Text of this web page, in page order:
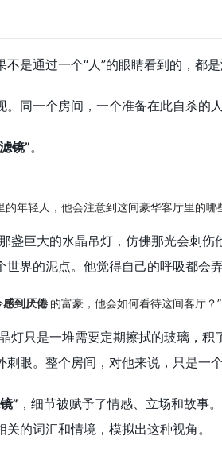
是通过一个“人”的眼睛看到的，都是
。同一个房间，一个准备在此自杀的
镜”。
的年轻人，他会注意到这间豪华客厅里的
盏巨大的水晶吊灯，仿佛那光会刺
界的泥点。他觉得自己的呼吸都会
感到厌倦 的富豪，他会如何看待这间客厅？”
灯只是一堆需要定期擦拭的玻璃，
眼。整个房间，对他来说，只是一
” ，细节被赋予了情感、立场和故事
的词汇和情境，模拟出这种视角。